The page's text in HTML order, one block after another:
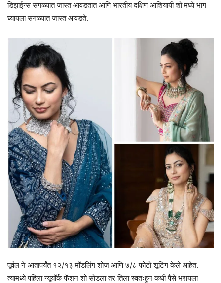
डिझाईन्स सगळ्यात जास्त आवडतात आणि भारतीय दक्षिण आशियायी शो मध्ये भाग
घ्यायला सगळ्यात जास्त आवडते.
पूर्वल ने आतापर्यंत १२/१३ मॉडलिंग शोज आणि ७/८ फोटो शूटिंग केले आहेत.
त्यामध्ये पहिला न्यूयॉर्क फॅशन शो सोडला तर तिला स्वतःहून कधी पैसे भरायला